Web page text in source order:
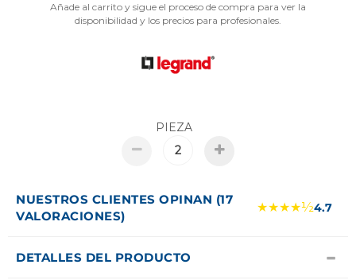
Añade al carrito y sigue el proceso de compra para ver la
disponibilidad y los precios para profesionales.
PIEZA
NUESTROS CLIENTES OPINAN (17
VALORACIONES)
★★★★½4.7
DETALLES DEL PRODUCTO